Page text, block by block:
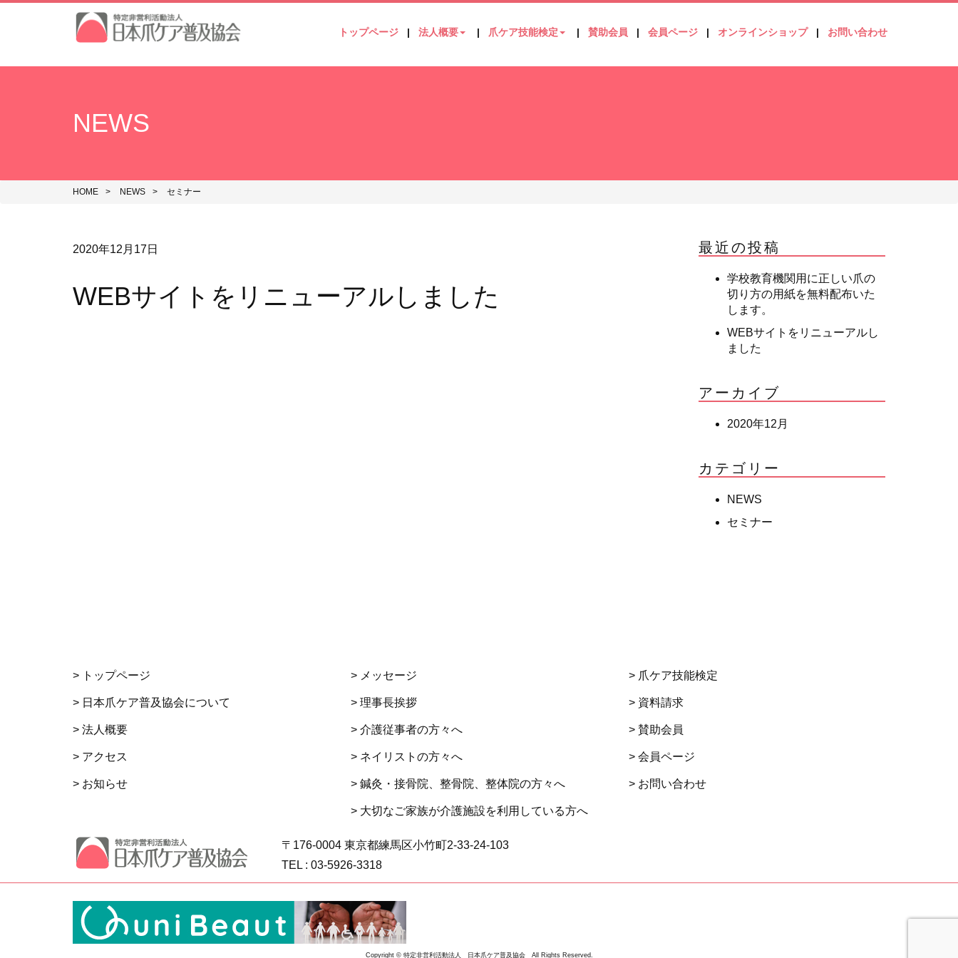
トップページ 法人概要 爪ケア技能検定 賛助会員 会員ページ オンラインショップ お問い合わせ
NEWS
HOME NEWS セミナー
2020年12月17日
WEBサイトをリニューアルしました
最近の投稿
学校教育機関用に正しい爪の
切り方の用紙を無料配布いた
します。
WEBサイトをリニューアルし
ました
アーカイブ
2020年12月
カテゴリー
NEWS
セミナー
> トップページ
> 日本爪ケア普及協会について
> 法人概要
> アクセス
> お知らせ
> メッセージ
> 理事長挨拶
> 介護従事者の方々へ
> ネイリストの方々へ
> 鍼灸・接骨院、整骨院、整体院の方々へ
> 大切なご家族が介護施設を利用している方へ
> 爪ケア技能検定
> 資料請求
> 賛助会員
> 会員ページ
> お問い合わせ
〒176-0004 東京都練馬区小竹町2-33-24-103
TEL : 03-5926-3318
Copyright © 特定非営利活動法人 日本爪ケア普及協会 All Rights Reserved.